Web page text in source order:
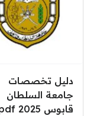
دليل تخصصات
جامعة السلطان
قابوس pdf 2025